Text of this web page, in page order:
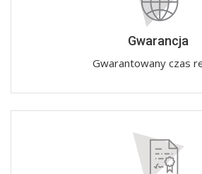
Gwarancja
Gwarantowany czas